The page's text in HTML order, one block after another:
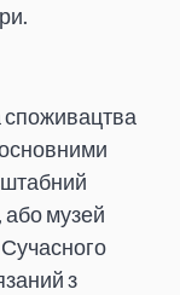
споживацтва
або музей
з